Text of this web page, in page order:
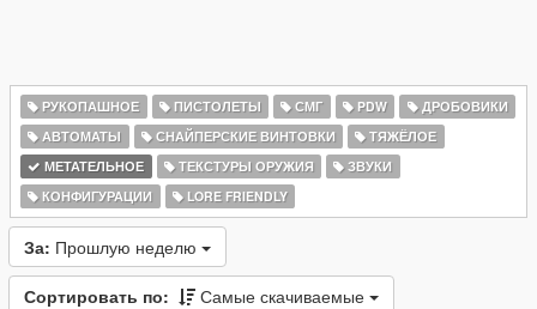
РУКОПАШНОЕ ПИСТОЛЕТЫ СМГ PDW
ДРОБОВИКИ
АВТОМАТЫ
СНАЙПЕРСКИЕ ВИНТОВКИ
ТЯЖЁЛОЕ
МЕТАТЕЛЬНОЕ
ТЕКСТУРЫ ОРУЖИЯ
ЗВУКИ
КОНФИГУРАЦИИ
LORE FRIENDLY
За: Прошлую неделю
Сортировать по: Самые скачиваемые